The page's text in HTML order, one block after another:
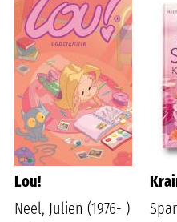
Lou!
Neel, Julien (1976- )